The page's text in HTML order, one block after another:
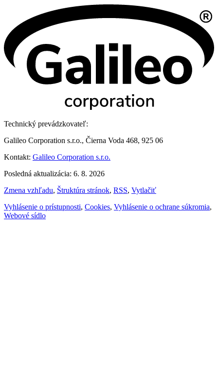
Technický prevádzkovateľ:
Galileo Corporation s.r.o., Čierna Voda 468, 925 06
Kontakt: Galileo Corporation s.r.o.
Posledná aktualizácia: 6. 8. 2026
Zmena vzhľadu, Štruktúra stránok, RSS, Vytlačiť
Vyhlásenie o prístupnosti, Cookies, Vyhlásenie o ochrane súkromia,
Webové sídlo